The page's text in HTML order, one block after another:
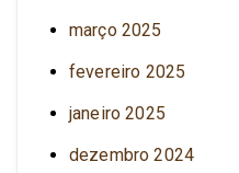
março 2025
fevereiro 2025
janeiro 2025
dezembro 2024